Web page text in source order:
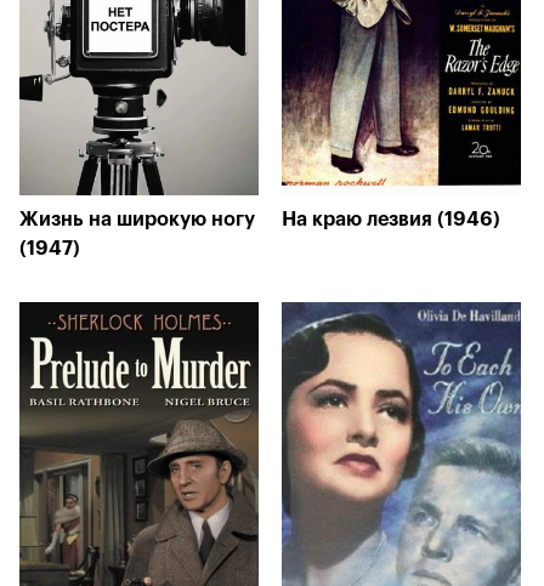
Жизнь на широкую ногу
(1947)
На краю лезвия (1946)